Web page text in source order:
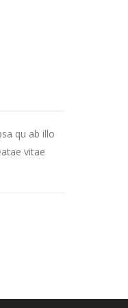
qu ab illo
vitae